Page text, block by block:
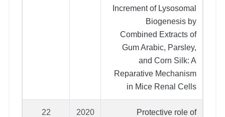
Increment of Lysosomal
Biogenesis by
Combined Extracts of
Gum Arabic, Parsley,
and Corn Silk: A
Reparative Mechanism
in Mice Renal Cells
Protective role of
2020
22